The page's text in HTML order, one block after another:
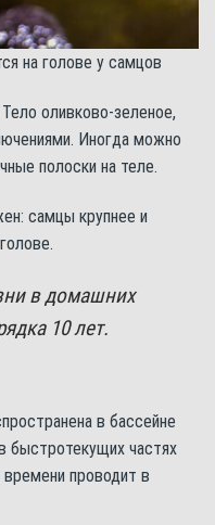
на голове у самцов
оливково-зеленое,
Иногда можно
полоски на теле.
самцы крупнее и
в домашних
10 лет.
в бассейне
быстротекущих частях
проводит в